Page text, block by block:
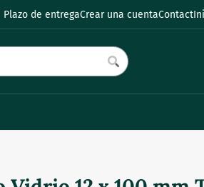
de entregaCrear una cuentaContact